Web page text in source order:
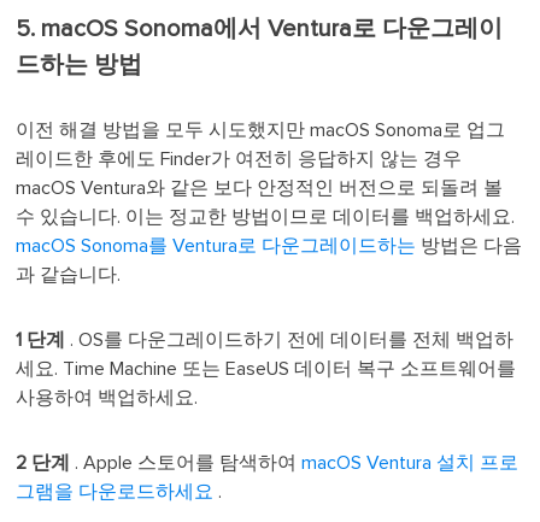
5. macOS Sonoma에서 Ventura로 다운그레이
드하는 방법
이전 해결 방법을 모두 시도했지만 macOS Sonoma로 업그
레이드한 후에도 Finder가 여전히 응답하지 않는 경우
macOS Ventura와 같은 보다 안정적인 버전으로 되돌려 볼
수 있습니다. 이는 정교한 방법이므로 데이터를 백업하세요.
macOS Sonoma를 Ventura로 다운그레이드하는 방법은 다음
과 같습니다.
1 단계
. OS를 다운그레이드하기 전에 데이터를 전체 백업하
세요. Time Machine 또는 EaseUS 데이터 복구 소프트웨어를
사용하여 백업하세요.
2 단계 . Apple 스토어를 탐색하여macOS Ventura 설치 프로
그램을 다운로드하세요 .